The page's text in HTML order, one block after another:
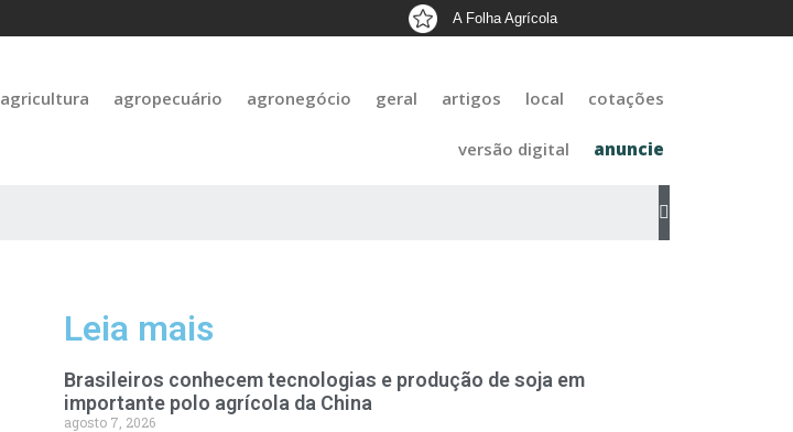
A Folha Agrícola
agricultura agropecuário agronegócio geral artigos local cotações
versão digital anuncie
Leia mais
Brasileiros conhecem tecnologias e produção de soja em
importante polo agrícola da China
agosto 7, 2026